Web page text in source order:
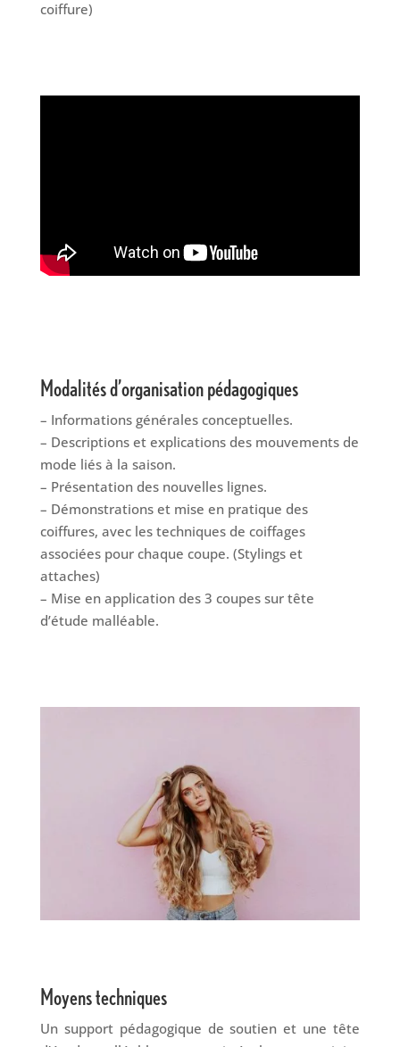
coiffure)
Modalités d’organisation pédagogiques
– Informations générales conceptuelles.
– Descriptions et explications des mouvements de
mode liés à la saison.
– Présentation des nouvelles lignes.
– Démonstrations et mise en pratique des
coiffures, avec les techniques de coiffages
associées pour chaque coupe. (Stylings et
attaches)
– Mise en application des 3 coupes sur tête
d’étude malléable.
Moyens techniques
Un support pédagogique de soutien et une tête